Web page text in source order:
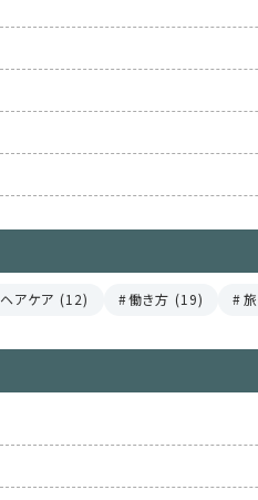
ヘアケア (12) 働き方 (19)